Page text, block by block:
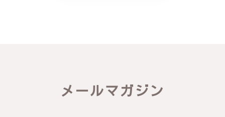
メールマガジン